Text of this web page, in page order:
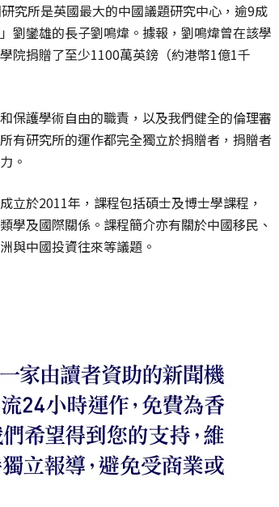
究所是英國最大的中國議題研究中心，逾9成
劉鑾雄的長子劉鳴煒。據報，劉鳴煒曾在該學
院捐贈了至少1100萬英鎊（約港幣1億1千
保護學術自由的職責，以及我們健全的倫理審
有研究所的運作都完全獨立於捐贈者，捐贈者
。
立於2011年，課程包括碩士及博士學課程，
學及國際關係。課程簡介亦有關於中國移民、
與中國投資往來等議題。